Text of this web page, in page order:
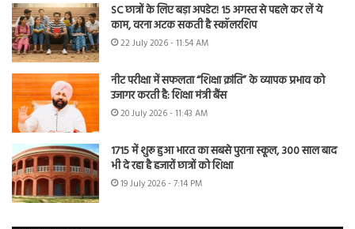
SC छात्रों के लिए बड़ा अपडेट! 15 अगस्त से पहले कर लें ये
काम, वरना अटक सकती है स्कॉलरशिप
22 July 2026 - 11:54 AM
नीट परीक्षा में सफलता “शिक्षा क्रांति” के व्यापक प्रभाव को
उजागर करती है: शिक्षा मंत्री बैंस
20 July 2026 - 11:43 AM
1715 में शुरू हुआ भारत का सबसे पुराना स्कूल, 300 साल बाद
भी दे रहा है हजारों छात्रों को शिक्षा
19 July 2026 - 7:14 PM